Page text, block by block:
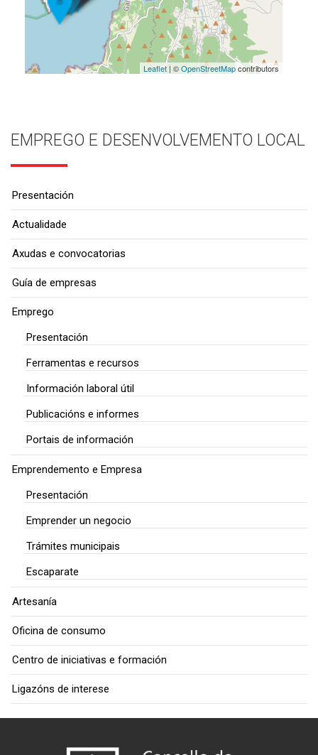
Leaflet| ©OpenStreetMapcontributors
EMPREGO E DESENVOLVEMENTO LOCAL
Presentación
Actualidade
Axudas e convocatorias
Guía de empresas
Emprego
Presentación
Ferramentas e recursos
Información laboral útil
Publicacións e informes
Portais de información
Emprendemento e Empresa
Presentación
Emprender un negocio
Trámites municipais
Escaparate
Artesanía
Oficina de consumo
Centro de iniciativas e formación
Ligazóns de interese